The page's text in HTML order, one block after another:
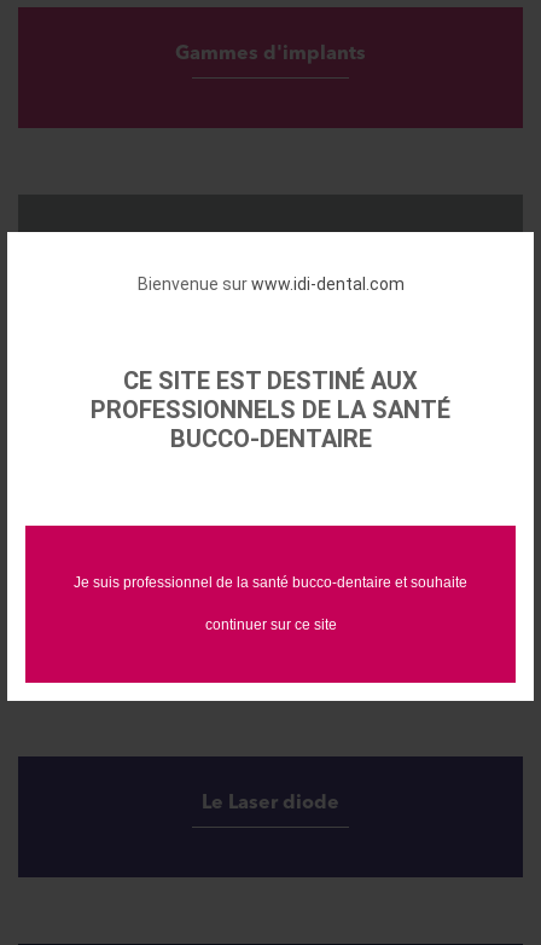
Bienvenue surwww.idi-dental.com
CE SITE EST DESTINÉ AUX
PROFESSIONNELS DE LA SANTÉ
BUCCO-DENTAIRE
Je suis professionnel de la santé bucco-dentaire et souhaite
continuer sur ce site
Gammes d'implants
Ostéosinus
ID'Hygiène
Le Laser diode